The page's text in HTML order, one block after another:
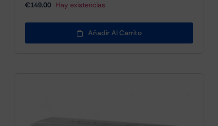
€149.00 Hay existencias
Añadir Al Carrito